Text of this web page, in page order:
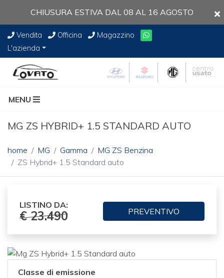
CHIUSURA ESTIVA DAL 08 AL 16 AGOSTO
Vendita Officina
Magazzino
L'azienda
MENU
MG ZS HYBRID+ 1.5 STANDARD AUTO
home MG Gamma
MG ZS Benzina
ZS Hybrid+ 1.5 Standard auto
LISTINO DA:
€ 23.490 PREVENTIVO
Classe di emissione